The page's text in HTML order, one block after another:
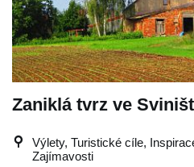
Zaniklá tvrz ve
Výlety, Turistické cíle,
Zajímavosti